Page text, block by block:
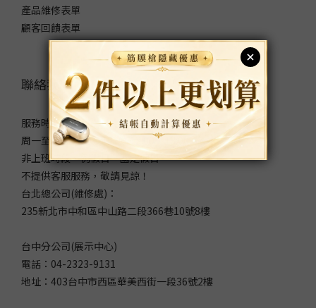
產品維修表單
顧客回饋表單
聯絡我們
服務時間：
周一至周五 9:00～12:00/13:00～18:00
非上班時段、例假日、國定假日
不提供客服服務，敬請見諒！
台北總公司(維修處)：
235新北市中和區中山路二段366巷10號8樓
台中分公司(展示中心)
電話：04-2323-9131
地址：403台中市西區華美西街一段36號2樓